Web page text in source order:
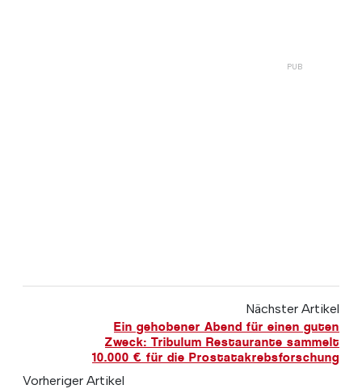
Nächster Artikel
Ein gehobener Abend für einen guten
Zweck: Tribulum Restaurante sammelt
10.000 € für die Prostatakrebsforschung
Vorheriger Artikel